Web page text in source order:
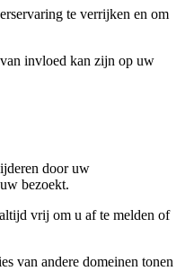
te verrijken en om
invloed kan zijn op uw
door uw
bezoekt.
vrij om u af te melden of
van andere domeinen tonen